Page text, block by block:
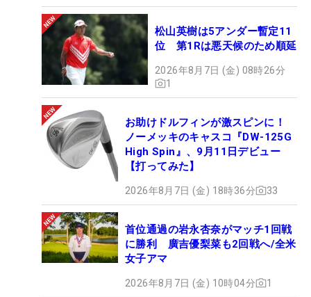
松山英樹は5アンダー暫定11
位 第1Rは悪天候のため順延
2026年8月7日 (金) 08時26分
1
お助けドルフィンが激スピンに！
ノーメッキのキャスコ『DW-125G
High Spin』、9月11日デビュー
【打ってみた】
2026年8月7日 (金) 18時36分 33
首位通過の岩永杏奈がマッチ1回戦
に勝利 廣吉優梨菜も2回戦へ/全米
女子アマ
2026年8月7日 (金) 10時04分 1